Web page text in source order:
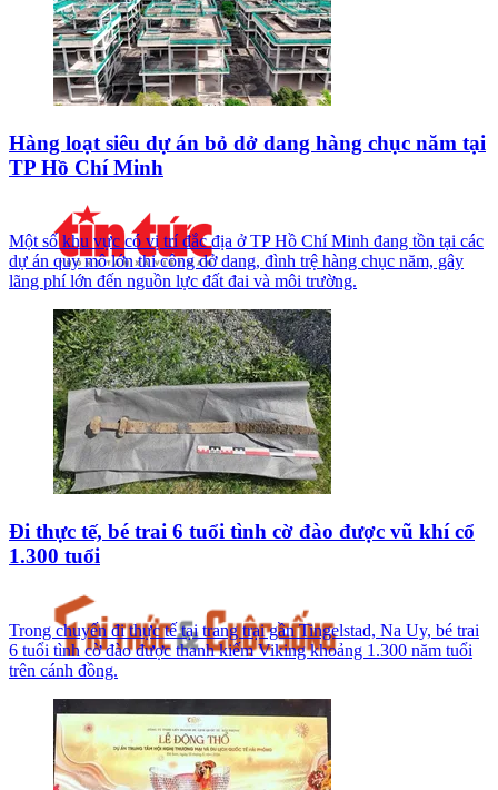
Hàng loạt siêu dự án bỏ dở dang hàng chục năm tại
TP Hồ Chí Minh
Một số khu vực có vị trí đắc địa ở TP Hồ Chí Minh đang tồn tại các
dự án quy mô lớn thi công dở dang, đình trệ hàng chục năm, gây
lãng phí lớn đến nguồn lực đất đai và môi trường.
Đi thực tế, bé trai 6 tuổi tình cờ đào được vũ khí cổ
1.300 tuổi
Trong chuyến đi thực tế tại trang trại gần Tingelstad, Na Uy, bé trai
6 tuổi tình cờ đào được thanh kiếm Viking khoảng 1.300 năm tuổi
trên cánh đồng.